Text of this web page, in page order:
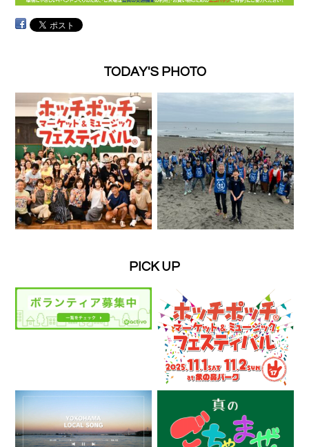
TODAY'S PHOTO
PICK UP